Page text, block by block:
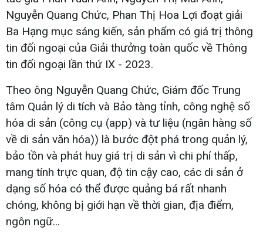
Nguyễn Quang Chức, Phan Thị Hoa Lợi đoạt giải
Ba Hạng mục sáng kiến, sản phẩm có giá trị thông
tin đối ngoại của Giải thưởng toàn quốc về Thông
tin đối ngoại lần thứ IX - 2023.
Theo ông Nguyễn Quang Chức, Giám đốc Trung
tâm Quản lý di tích và Bảo tàng tỉnh, công nghệ số
hóa di sản (công cụ (app) và tư liệu (ngân hàng số
về di sản văn hóa)) là bước đột phá trong quản lý,
bảo tồn và phát huy giá trị di sản vì chi phí thấp,
mang tính trực quan, độ tin cậy cao, các di sản ở
dạng số hóa có thể được quảng bá rất nhanh
chóng, không bị giới hạn về thời gian, địa điểm,
ngôn ngữ...